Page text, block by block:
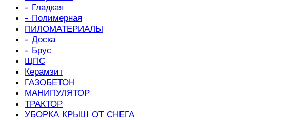
- Гладкая
- Полимерная
ПИЛОМАТЕРИАЛЫ
- Доска
- Брус
ЩПС
Керамзит
ГАЗОБЕТОН
МАНИПУЛЯТОР
ТРАКТОР
УБОРКА КРЫШ ОТ СНЕГА